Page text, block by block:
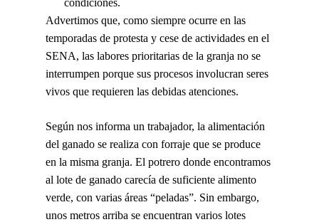
condiciones.
Advertimos que, como siempre ocurre en las
temporadas de protesta y cese de actividades en el
SENA, las labores prioritarias de la granja no se
interrumpen porque sus procesos involucran seres
vivos que requieren las debidas atenciones.
Según nos informa un trabajador, la alimentación
del ganado se realiza con forraje que se produce
en la misma granja. El potrero donde encontramos
al lote de ganado carecía de suficiente alimento
verde, con varias áreas “peladas”. Sin embargo,
unos metros arriba se encuentran varios lotes